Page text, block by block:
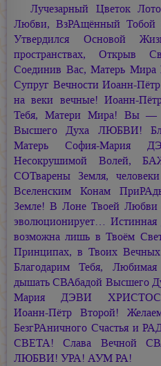
Лучезарный Цветок
Любви, ВзРАщённый Тобой
Утвердился Основой
пространствах, Открыв
Соединив Вас, Матерь Мира
Супруг ВечностиИоанн-
на веки вечные! Иоанн-
Тебя, Матери Мира! Вы —
Высшего Духа ЛЮБВИ!
Матерь София-Мария
Несокрушимой Волей,
СОТварены Земля,
Вселенским Конам
Земле! В Лоне Твоей Любви
эволюционирует… Истинная
возможна лишь в Твоём
Принципах, в Твоих
Благодарим Тебя,
дышать СВАбадой Высшего
Мария ДЭВИ ХРИСТОС
Иоанн-Пётр Второй!
БезгРАничного Счастья и
СВЕТА! Слава Вечной
ЛЮБВИ! УРА! АУМ РА!